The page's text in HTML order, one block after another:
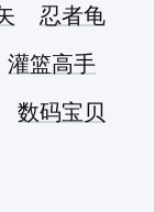
忍者龟
灌篮高手
数码宝贝